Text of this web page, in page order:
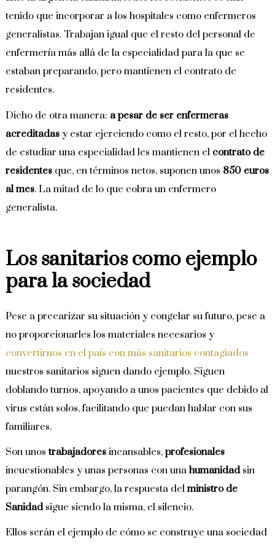
tenido que incorporar a los hospitales como enfermeros
generalistas. Trabajan igual que el resto del personal de
enfermería más allá de la especialidad para la que se
estaban preparando, pero mantienen el contrato de
residentes.
Dicho de otra manera: a pesar de ser enfermeras
acreditadas y estar ejerciendo como el resto, por el hecho
de estudiar una especialidad les mantienen el contrato de
residentes que, en términos netos, suponen unos 850 euros
al mes. La mitad de lo que cobra un enfermero
generalista.
Los sanitarios como ejemplo
para la sociedad
Pese a precarizar su situación y congelar su futuro, pese a
no proporcionarles los materiales necesarios y
convertirnos en el país con más sanitarios contagiados
nuestros sanitarios siguen dando ejemplo. Siguen
doblando turnos, apoyando a unos pacientes que debido al
virus están solos, facilitando que puedan hablar con sus
familiares.
Son unostrabajadores incansables,profesionales
incuestionables y unas personas con unahumanidadsin
parangón. Sin embargo, la respuesta delministro de
Sanidadsigue siendo la misma, el silencio.
Ellos serán el ejemplo de cómo se construye una sociedad